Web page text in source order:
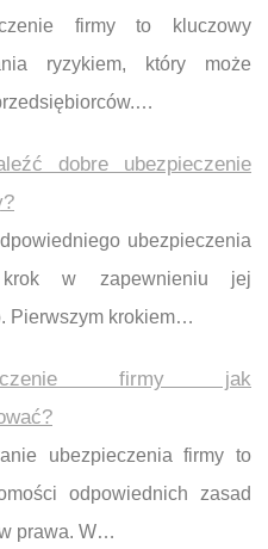
firmy to kluczowy
ryzykiem, który może
dobre ubezpieczenie
ubezpieczenia
w zapewnieniu jej
Pierwszym krokiem…
firmy jak
ubezpieczenia firmy to
odpowiednich zasad
prawa. W…